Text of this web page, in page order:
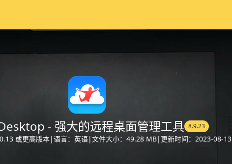
- 强大的远程桌面管理工具 8.9.23
或更高版本|语言：英语|文件大小：49.28 MB| 更新时间：2023-08-13